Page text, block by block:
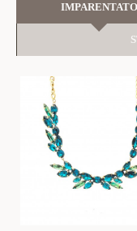
IMPARENTATO